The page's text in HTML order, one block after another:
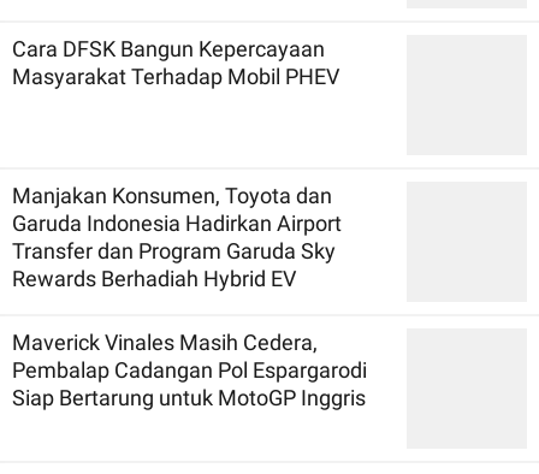
Cara DFSK Bangun Kepercayaan
Masyarakat Terhadap Mobil PHEV
Manjakan Konsumen, Toyota dan
Garuda Indonesia Hadirkan Airport
Transfer dan Program Garuda Sky
Rewards Berhadiah Hybrid EV
Maverick Vinales Masih Cedera,
Pembalap Cadangan Pol Espargarodi
Siap Bertarung untuk MotoGP Inggris